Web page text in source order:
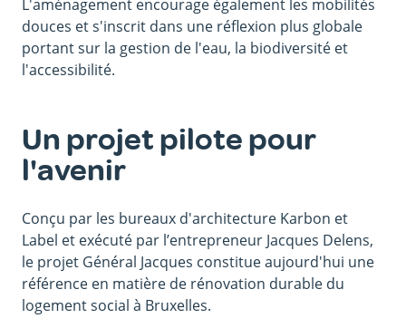
L'aménagement encourage également les mobilités
douces et s'inscrit dans une réflexion plus globale
portant sur la gestion de l'eau, la biodiversité et
l'accessibilité.
Un projet pilote pour
l'avenir
Conçu par les bureaux d'architecture Karbon et
Label et exécuté par l’entrepreneur Jacques Delens,
le projet Général Jacques constitue aujourd'hui une
référence en matière de rénovation durable du
logement social à Bruxelles.